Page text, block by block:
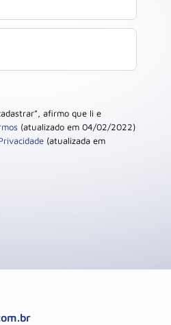
afirmo que li e
(atualizado em 04/02/2022)
(atualizada em